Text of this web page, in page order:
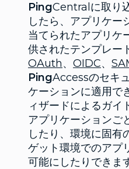
PingCentralに取り
したら、アプリケー
当てられたアプリケ
供されたテンプレー
OAuth、 OIDC、
PingAccessのセキ
ケーションに適用で
ィザードによるガイ
アプリケーションご
したり、環境に固有
ゲット環境でのアプ
可能にしたりできま